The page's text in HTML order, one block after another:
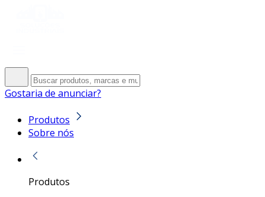
Gostaria de anunciar?
Produtos
Sobre nós
Produtos